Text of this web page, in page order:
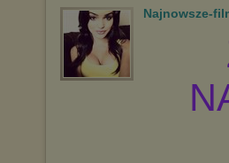
Pełną informację na ten temat
http://chomikuj.pl/PolitykaPrywatnosci.aspx.
Najnowsze-